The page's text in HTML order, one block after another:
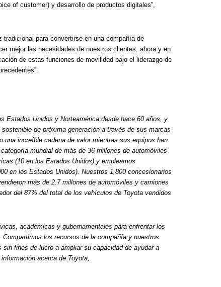
of customer) y desarrollo de productos digitales”,
tradicional para convertirse en una compañía de
mejor las necesidades de nuestros clientes, ahora y en
de estas funciones de movilidad bajo el liderazgo de
Estados Unidos y Norteamérica desde hace 60 años, y
de próxima generación a través de sus marcas
una increíble cadena de valor mientras sus equipos han
mundial de más de 36 millones de automóviles
(10 en los Estados Unidos) y empleamos
en los Estados Unidos). Nuestros 1,800 concesionarios
más de 2.7 millones de automóviles y camiones
del 87% del total de los vehículos de Toyota vendidos
académicas y gubernamentales para enfrentar los
los recursos de la compañía y nuestros
fines de lucro a ampliar su capacidad de ayudar a
acerca de Toyota,